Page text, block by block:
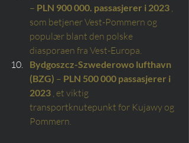
– PLN 900 000. passasjerer i 2023 ,
som betjener Vest-Pommern og
populær blant den polske
diasporaen fra Vest-Europa.
Bydgoszcz-Szwederowo lufthavn
(BZG) – PLN 500 000 passasjerer i
2023 , et viktig
transportknutepunkt for Kujawy og
Pommern.